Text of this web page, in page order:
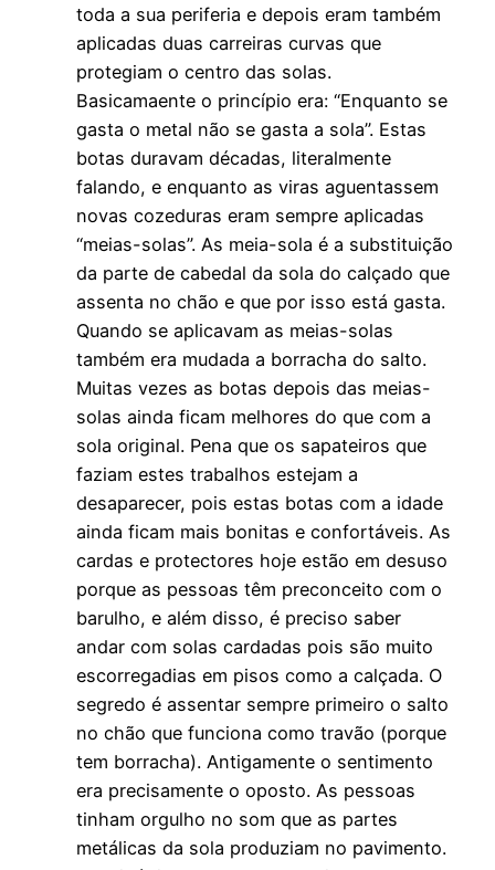
toda a sua periferia e depois eram também
aplicadas duas carreiras curvas que
protegiam o centro das solas.
Basicamaente o princípio era: “Enquanto se
gasta o metal não se gasta a sola”. Estas
botas duravam décadas, literalmente
falando, e enquanto as viras aguentassem
novas cozeduras eram sempre aplicadas
“meias-solas”. As meia-sola é a substituição
da parte de cabedal da sola do calçado que
assenta no chão e que por isso está gasta.
Quando se aplicavam as meias-solas
também era mudada a borracha do salto.
Muitas vezes as botas depois das meias-
solas ainda ficam melhores do que com a
sola original. Pena que os sapateiros que
faziam estes trabalhos estejam a
desaparecer, pois estas botas com a idade
ainda ficam mais bonitas e confortáveis. As
cardas e protectores hoje estão em desuso
porque as pessoas têm preconceito com o
barulho, e além disso, é preciso saber
andar com solas cardadas pois são muito
escorregadias em pisos como a calçada. O
segredo é assentar sempre primeiro o salto
no chão que funciona como travão (porque
tem borracha). Antigamente o sentimento
era precisamente o oposto. As pessoas
tinham orgulho no som que as partes
metálicas da sola produziam no pavimento.